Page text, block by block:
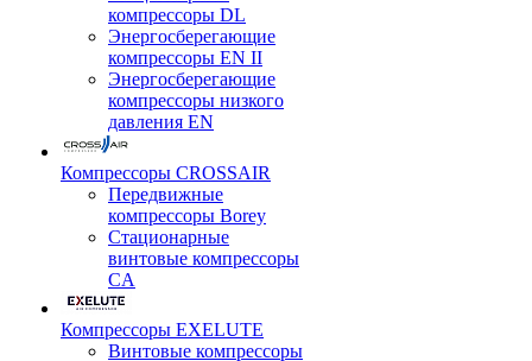
компрессоры DL
Энергосберегающие
компрессоры EN II
Энергосберегающие
компрессоры низкого
давления EN
Компрессоры CROSSAIR
Передвижные
компрессоры Borey
Стационарные
винтовые компрессоры
CA
Компрессоры EXELUTE
Винтовые компрессоры